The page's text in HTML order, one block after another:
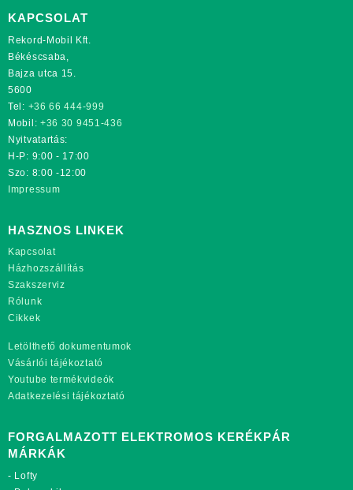
KAPCSOLAT
Rekord-Mobil Kft.
Békéscsaba,
Bajza utca 15.
5600
Tel: +36 66 444-999
Mobil: +36 30 9451-436
Nyitvatartás:
H-P: 9:00 - 17:00
Szo: 8:00 -12:00
Impressum
HASZNOS LINKEK
Kapcsolat
Házhozszállítás
Szakszerviz
Rólunk
Cikkek
Letölthető dokumentumok
Vásárlói tájékoztató
Youtube termékvideók
Adatkezelési tájékoztató
FORGALMAZOTT ELEKTROMOS KERÉKPÁR
MÁRKÁK
- Lofty